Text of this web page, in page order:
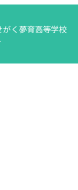
く夢育高等学校